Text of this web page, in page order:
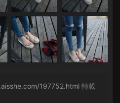
197752.html 轉載